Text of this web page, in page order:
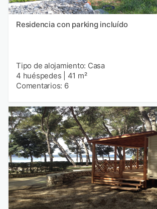
Residencia con parking incluído
Tipo de alojamiento: Casa
4 huéspedes
41 m²
Comentarios: 6